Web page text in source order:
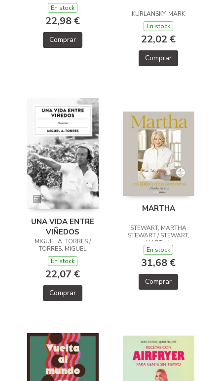
En stock
22,98 €
Comprar
KURLANSKY, MARK
En stock
22,02 €
Comprar
UNA VIDA ENTRE
VIÑEDOS
MIGUEL A. TORRES /
TORRES, MIGUEL
En stock
22,07 €
Comprar
MARTHA
STEWART, MARTHA
STEWART / STEWART,
MARTHA
En stock
31,68 €
Comprar